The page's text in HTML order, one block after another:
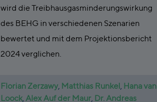
wird die Treibhausgasminderungswirkung
des BEHG in verschiedenen Szenarien
bewertet und mit dem Projektionsbericht
2024 verglichen.
Florian Zerzawy, Matthias Runkel, Hana van
Loock,Alex Auf der Maur, Dr. Andreas